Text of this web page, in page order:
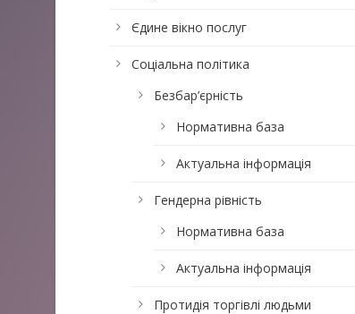
Єдине вікно послуг
Соціальна політика
Безбар’єрність
Нормативна база
Актуальна інформація
Гендерна рівність
Нормативна база
Актуальна інформація
Протидія торгівлі людьми